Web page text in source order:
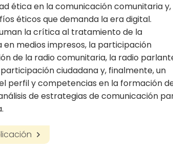
ética en la comunicación comunitaria y,
éticos que demanda la era digital.
la crítica al tratamiento de la
medios impresos, la participación
de la radio comunitaria, la radio
ciudadana y, finalmente, un
perfil y competencias en la formación
de estrategias de comunicación